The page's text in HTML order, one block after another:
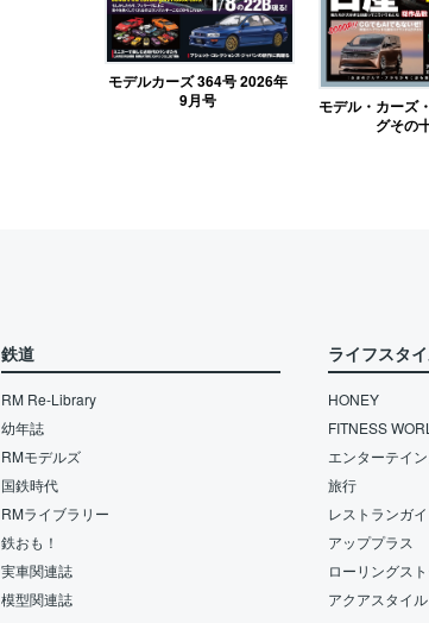
モデルカーズ 364号 2026年
9月号
モデル・カーズ
グその
鉄道
RM Re-Library
幼年誌
RMモデルズ
国鉄時代
RMライブラリー
鉄おも！
実車関連誌
模型関連誌
ライフスタ
HONEY
FITNESS
エンターテイ
旅行
レストランガ
アッププラス
ローリングス
アクアスタイル